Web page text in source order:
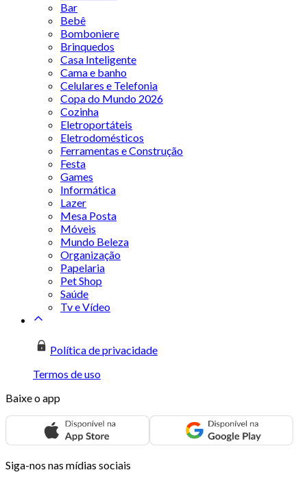
Bar
Bebê
Bomboniere
Brinquedos
Casa Inteligente
Cama e banho
Celulares e Telefonia
Copa do Mundo 2026
Cozinha
Eletroportáteis
Eletrodomésticos
Ferramentas e Construção
Festa
Games
Informática
Lazer
Mesa Posta
Móveis
Mundo Beleza
Organização
Papelaria
Pet Shop
Saúde
Tv e Vídeo
Política de privacidade
Termos de uso
Baixe o app
Siga-nos nas mídias sociais